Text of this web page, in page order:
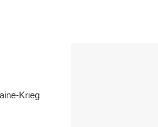
Krieg